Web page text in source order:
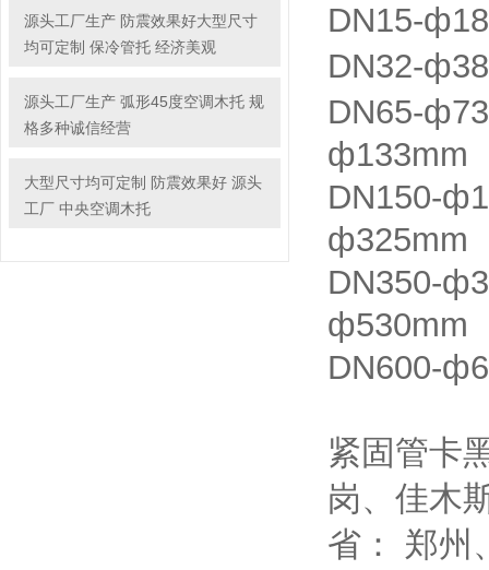
源头工厂生产 防震效果好大型尺寸
均可定制 保冷管托 经济美观
源头工厂生产 弧形45度空调木托 规
格多种诚信经营
大型尺寸均可定制 防震效果好 源头
工厂 中央空调木托
DN15-
DN32-
DN65-
ф133mm
DN150-
ф325mm
DN350-
ф530mm
DN600-
紧固管卡
岗、佳木
省： 郑州